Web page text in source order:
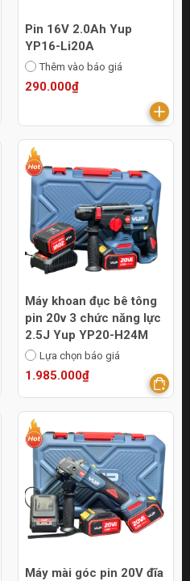
Pin 16V 2.0Ah Yup
YP16-Li20A
Thêm vào báo giá
290.000₫
Máy khoan đục bê tông
pin 20v 3 chức năng lực
2.5J Yup YP20-H24M
Lựa chọn báo giá
1.985.000₫
Máy mài góc pin 20V đĩa